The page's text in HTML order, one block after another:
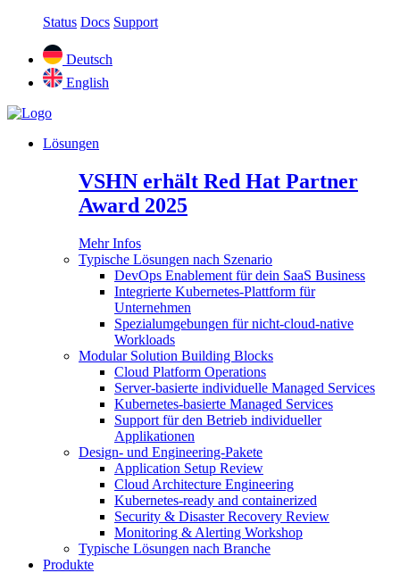
Status Docs Support
Deutsch
English
Lösungen
VSHN erhält Red Hat Partner
Award 2025
Mehr Infos
Typische Lösungen nach Szenario
DevOps Enablement für dein SaaS Business
Integrierte Kubernetes-Plattform für
Unternehmen
Spezialumgebungen für nicht-cloud-native
Workloads
Modular Solution Building Blocks
Cloud Platform Operations
Server-basierte individuelle Managed Services
Kubernetes-basierte Managed Services
Support für den Betrieb individueller
Applikationen
Design- und Engineering-Pakete
Application Setup Review
Cloud Architecture Engineering
Kubernetes-ready and containerized
Security & Disaster Recovery Review
Monitoring & Alerting Workshop
Typische Lösungen nach Branche
Produkte